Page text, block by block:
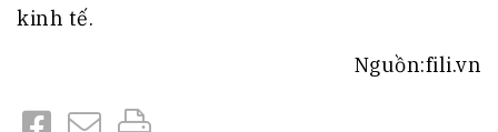
kinh tế.
Nguồn:fili.vn